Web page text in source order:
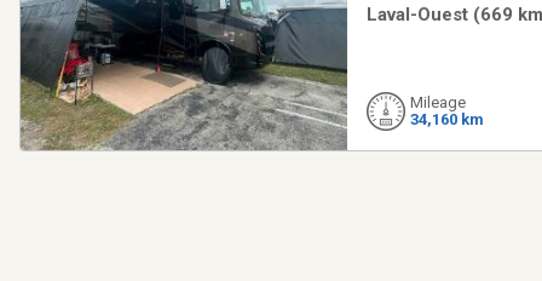
fortsPeinture
Laval-Ouest (669
Mileage
34,160 km